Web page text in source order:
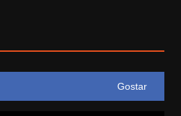
Gostar